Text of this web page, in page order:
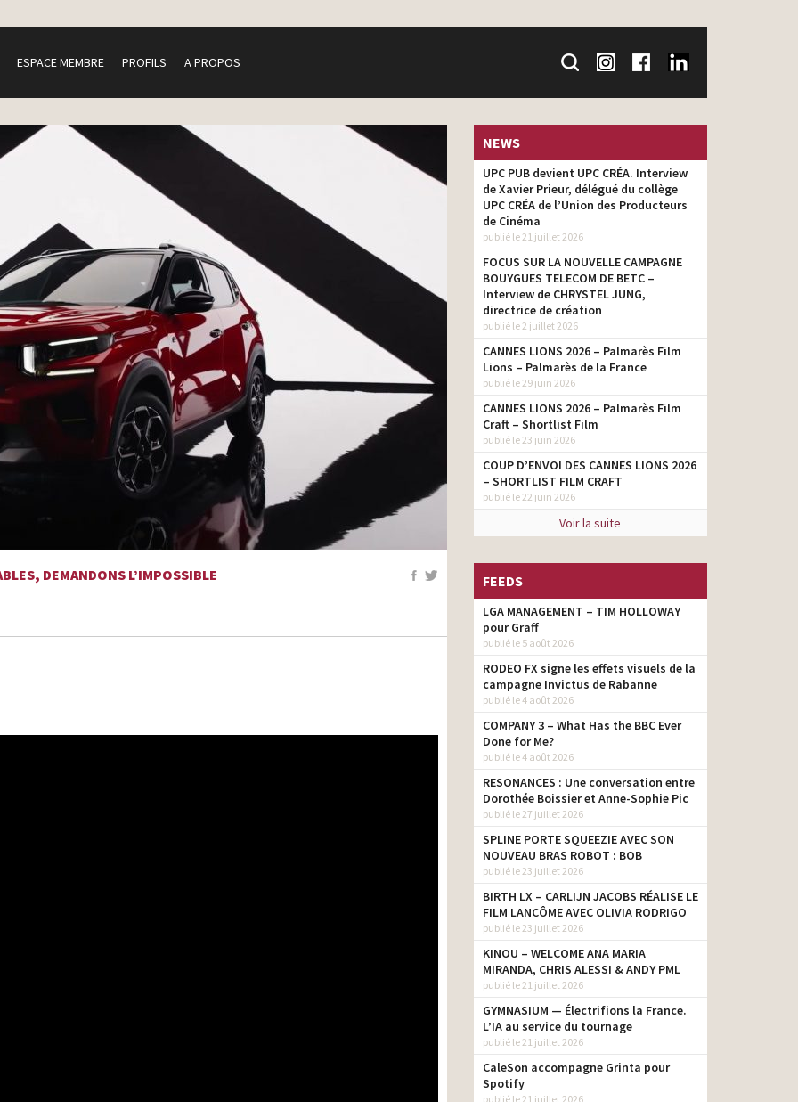
ESPACE MEMBRE PROFILS A PROPOS
DEMANDONS L’IMPOSSIBLE
NEWS
UPC PUB devient UPC CRÉA. Interview
de Xavier Prieur, délégué du collège
UPC CRÉA de l’Union des Producteurs
de Cinéma
publié le 21 juillet 2026
FOCUS SUR LA NOUVELLE CAMPAGNE
BOUYGUES TELECOM DE BETC –
Interview de CHRYSTEL JUNG,
directrice de création
publié le 2 juillet 2026
CANNES LIONS 2026 – Palmarès Film
Lions – Palmarès de la France
publié le 29 juin 2026
CANNES LIONS 2026 – Palmarès Film
Craft – Shortlist Film
publié le 23 juin 2026
COUP D’ENVOI DES CANNES LIONS 2026
– SHORTLIST FILM CRAFT
publié le 22 juin 2026
Voir la suite
FEEDS
LGA MANAGEMENT – TIM HOLLOWAY
pour Graff
publié le 5 août 2026
RODEO FX signe les effets visuels de la
campagne Invictus de Rabanne
publié le 4 août 2026
COMPANY 3 – What Has the BBC Ever
Done for Me?
publié le 4 août 2026
RESONANCES : Une conversation entre
Dorothée Boissier et Anne-Sophie Pic
publié le 27 juillet 2026
SPLINE PORTE SQUEEZIE AVEC SON
NOUVEAU BRAS ROBOT : BOB
publié le 23 juillet 2026
BIRTH LX – CARLIJN JACOBS RÉALISE LE
FILM LANCÔME AVEC OLIVIA RODRIGO
publié le 23 juillet 2026
KINOU – WELCOME ANA MARIA
MIRANDA, CHRIS ALESSI & ANDY PML
publié le 21 juillet 2026
GYMNASIUM — Électrifions la France.
L’IA au service du tournage
publié le 21 juillet 2026
CaleSon accompagne Grinta pour
Spotify
publié le 21 juillet 2026